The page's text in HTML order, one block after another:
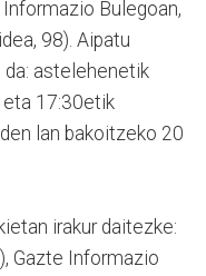
Bulegoan,
98). Aipatu
da: astelehenetik
17:30etik
lan bakoitzeko 20
irakur daitezke:
), Gazte Informazio